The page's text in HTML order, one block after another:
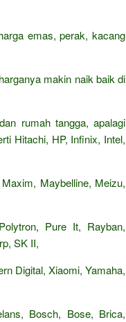
emas, perak, kacang
makin naik baik di
rumah tangga, apalagi
Hitachi, HP, Infinix, Intel,
Maybelline, Meizu,
Pure It, Rayban,
SK II,
Digital, Xiaomi, Yamaha,
Bosch, Bose, Brica,